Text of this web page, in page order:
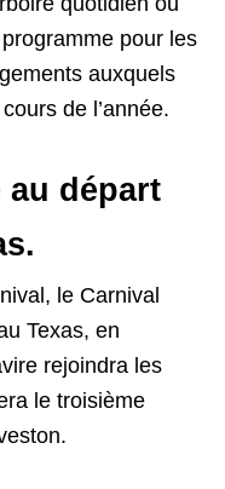
pour les
auxquels
de l’année.
au départ
le Carnival
Texas, en
rejoindra les
le troisième